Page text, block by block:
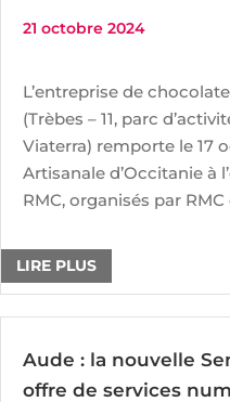
21 octobre 2024
L’entreprise de
(Trèbes – 11, parc
Viaterra) remporte le 17
Artisanale d’Occitanie à
RMC, organisés par RMC
LIRE PLUS
Aude : la nouvelle
offre de services